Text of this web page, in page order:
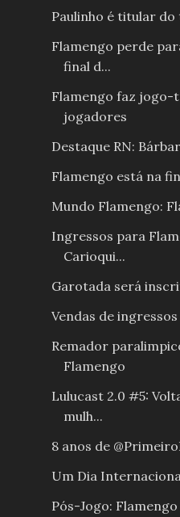
Paulinho é titular do
Flamengo perde
final d...
Flamengo faz
jogadores
Destaque RN:
Flamengo está na
Mundo Flamengo:
Ingressos para
Carioqui...
Garotada será
Vendas de
Remador
Flamengo
Lulucast 2.0 #5:
mulh...
8 anos de
Um Dia
Pós-Jogo: